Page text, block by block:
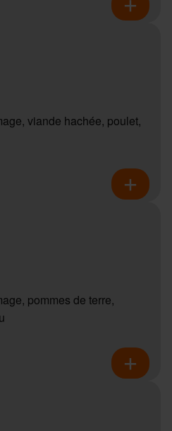
viande hachée, poulet,
pommes de terre,